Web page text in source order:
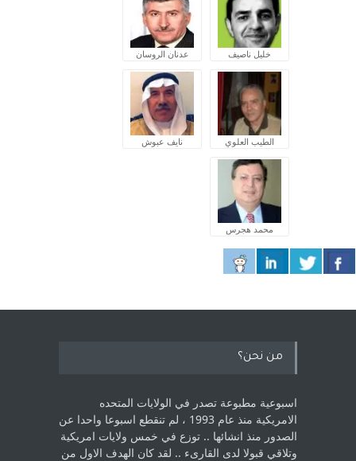
خليل ناصيف عدنان الروسان
الطيب العلوي نايف عبوش
محمد هجرس
من نحن؟
اسبوعية مطبوعة تصدر في الولايات المتحده
الامريكية منذ عام 1993 ، لم ‏تنقطع اسبوعا واحدا عن
الصدور منذ انشائها .. توزع في خمس ولايات امريكية
‏وتلاقي قبولا لدى القارىء ..‏ لقد كان الهدف الاول من